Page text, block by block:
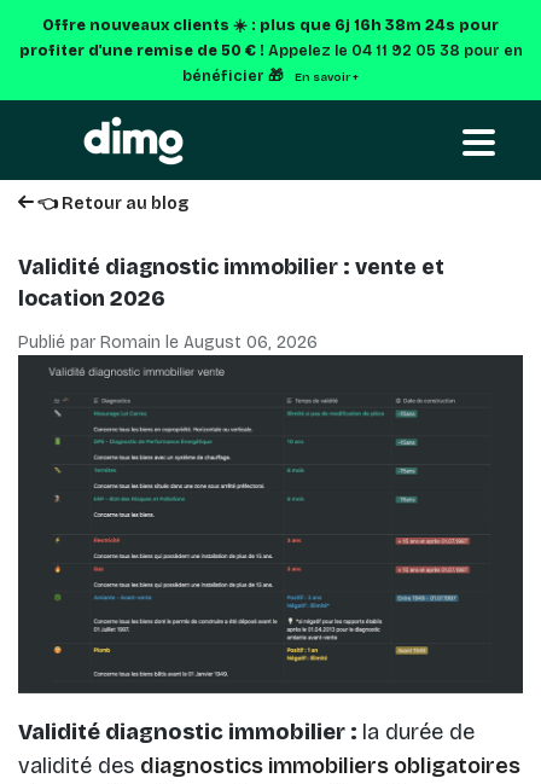
Offre nouveaux clients ☀️ : plus que 6j 16h 38m 23s pour
profiter d'une remise de 50 € ! Appelez le 04 11 92 05 38 pour en
bénéficier 🎁
En savoir +
👈 Retour au blog
Validité diagnostic immobilier : vente et
location 2026
Publié par Romain le August 06, 2026
Validité diagnostic immobilier : la durée de
validité des diagnostics immobiliers obligatoires